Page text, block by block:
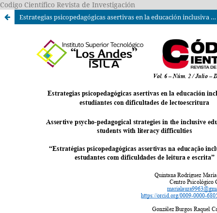
Codigo Científico Revista de Investigación
Estrategias psicopedagógicas asertivas en la educación inclusiva de estudiantes con dificultades de lectoescritura